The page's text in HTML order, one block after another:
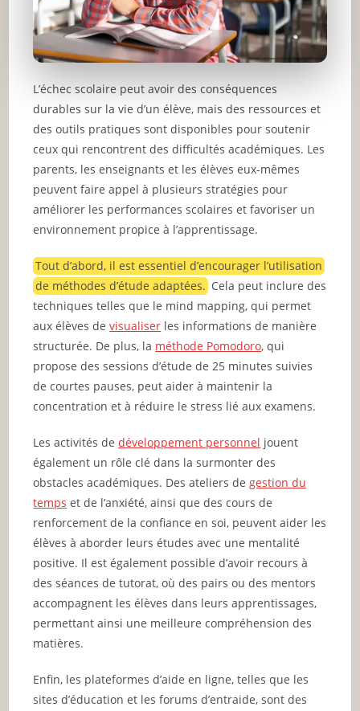
L’échec scolaire peut avoir des conséquences
durables sur la vie d’un élève, mais des ressources et
des outils pratiques sont disponibles pour soutenir
ceux qui rencontrent des difficultés académiques. Les
parents, les enseignants et les élèves eux-mêmes
peuvent faire appel à plusieurs stratégies pour
améliorer les performances scolaires et favoriser un
environnement propice à l’apprentissage.
Tout d’abord, il est essentiel d’encourager l’utilisation
de méthodes d’étude adaptées. Cela peut inclure des
techniques telles que le mind mapping, qui permet
aux élèves devisualiser les informations de manière
structurée. De plus, la méthode Pomodoro, qui
propose des sessions d’étude de 25 minutes suivies
de courtes pauses, peut aider à maintenir la
concentration et à réduire le stress lié aux examens.
Les activités dedéveloppement personnel jouent
également un rôle clé dans la surmonter des
obstacles académiques. Des ateliers degestion du
temps et de l’anxiété, ainsi que des cours de
renforcement de la confiance en soi, peuvent aider les
élèves à aborder leurs études avec une mentalité
positive. Il est également possible d’avoir recours à
des séances de tutorat, où des pairs ou des mentors
accompagnent les élèves dans leurs apprentissages,
permettant ainsi une meilleure compréhension des
matières.
Enfin, les plateformes d’aide en ligne, telles que les
sites d’éducation et les forums d’entraide, sont des